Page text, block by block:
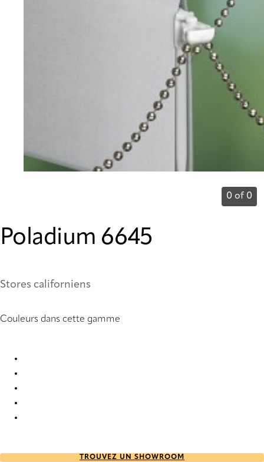
0 of 0
Poladium 6645
Stores californiens
Couleurs dans cette gamme
TROUVEZ UN SHOWROOM